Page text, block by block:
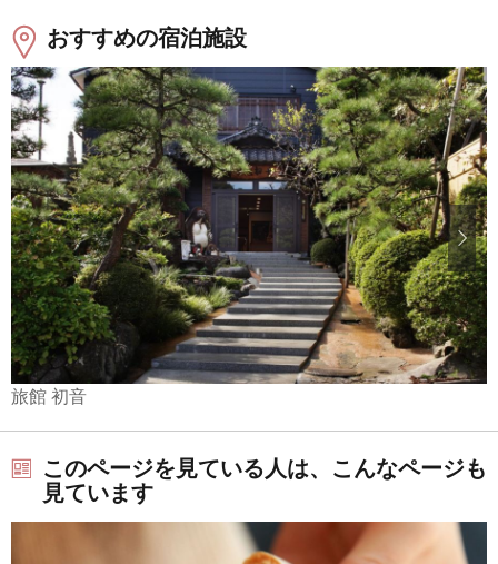
おすすめの宿泊施設
旅館 初音
このページを見ている人は、こんなページも
見ています